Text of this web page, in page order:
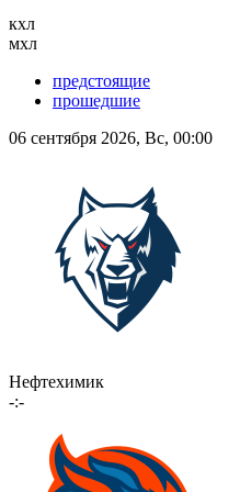
кхл
мхл
предстоящие
прошедшие
06 сентября 2026, Вс, 00:00
Нефтехимик
-:-